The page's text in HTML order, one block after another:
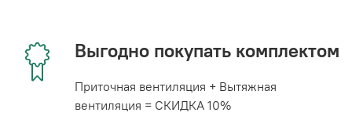
Выгодно покупать комплектом
Приточная вентиляция + Вытяжная
вентиляция = СКИДКА 10%